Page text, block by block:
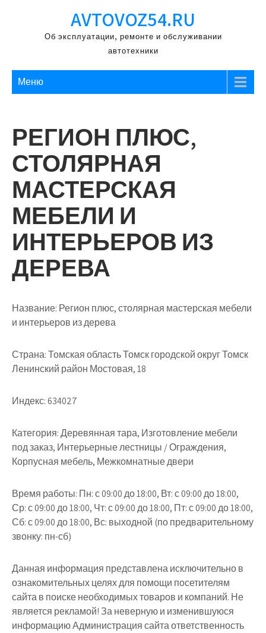
содержимому
AVTOVOZ54.RU
Об эксплуатации, ремонте и обслуживании
автотехники
Меню
РЕГИОН ПЛЮС,
СТОЛЯРНАЯ
МАСТЕРСКАЯ
МЕБЕЛИ И
ИНТЕРЬЕРОВ ИЗ
ДЕРЕВА
Название: Регион плюс, столярная мастерская мебели
и интерьеров из дерева
Страна:Томская область Томск городской округ Томск
Ленинский район Мостовая, 18
Индекс:634027
Категория:Деревянная тара, Изготовление мебели
под заказ, Интерьерные лестницы / Ограждения,
Корпусная мебель, Межкомнатные двери
Время работы: Пн: с 09:00 до 18:00, Вт: с 09:00 до 18:00,
Ср: с 09:00 до 18:00, Чт: с 09:00 до 18:00, Пт: с 09:00 до 18:00,
Сб: с 09:00 до 18:00, Вс: выходной (по предварительному
звонку: пн-сб)
Данная информация представлена исключительно в
ознакомительных целях для помощи посетителям
сайта в поиске необходимых товаров и компаний. Не
является рекламой! За неверную и изменившуюся
информацию Администрация сайта ответственность